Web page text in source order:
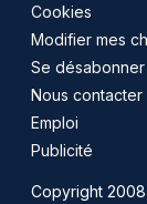
Cookies
Modifier mes
Se
Nous contacter
Emploi
Publicité
Copyright